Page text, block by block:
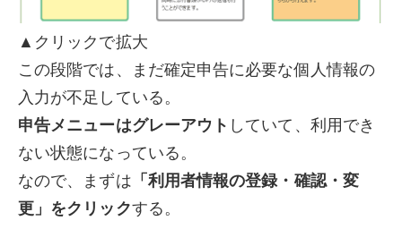
▲クリックで拡大
この段階では、まだ確定申告に必要な個人情報の
入力が不足している。
申告メニューはグレーアウト していて、利用でき
ない状態になっている。
なので、まずは 「利用者情報の登録・確認・変
更」をクリックする。